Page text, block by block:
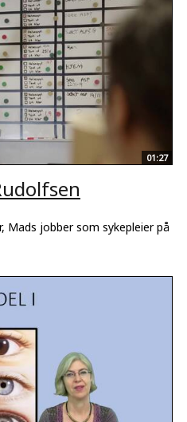
01:27
Mads jobber som sykepleier på